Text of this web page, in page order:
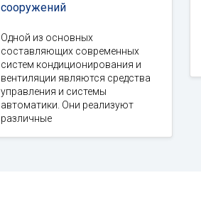
сооружений
Одной из основных
составляющих современных
систем кондиционирования и
вентиляции являются средства
управления и системы
автоматики. Они реализуют
различные